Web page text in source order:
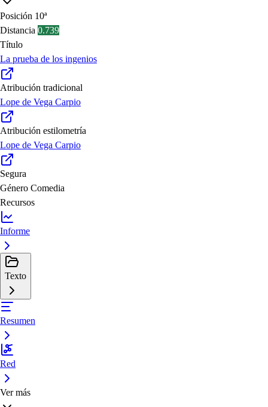
Posición 10ª
Distancia 0.739
Título
La prueba de los ingenios
Atribución tradicional
Lope de Vega Carpio
Atribución estilometría
Lope de Vega Carpio
Segura
Género Comedia
Recursos
Informe
Texto
Resumen
Red
Ver más